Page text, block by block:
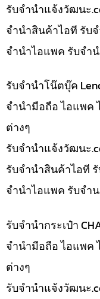
รับจํานําแจ้งวัฒนะ
จำนำสินค้าไอที รับ
จำนำไอแพค รับจำ
รับจำนำโน๊ตบุ๊ค
จำนำมือถือ ไอแพค
ต่างๆ
รับจํานําแจ้งวัฒนะ
รับจำนำสินค้าไอที
จำนำไอแพค รับจำน
รับจำนำกระเป๋า
จำนำมือถือ ไอแพค
ต่างๆ
รับจํานําแจ้งวัฒนะ